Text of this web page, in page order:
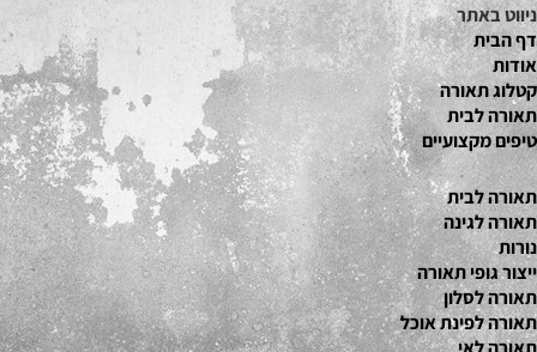
ניווט באתר
דף הבית
אודות
קטלוג תאורה
תאורה לבית
טיפים מקצועיים
תאורה לבית
תאורה לגינה
נורות
ייצור גופי תאורה
תאורה לסלון
תאורה לפינת אוכל